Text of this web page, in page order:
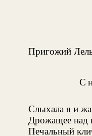
Пригожий
Слыхала я и
Дрожащее над
Печальный